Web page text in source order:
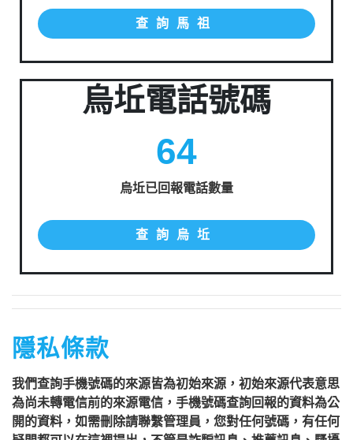
查詢馬祖
烏坵電話號碼
64
烏坵已回報電話數量
查詢烏坵
隱私條款
我們查詢手機號碼的來源皆為初始來源，初始來源代表意思
為尚未轉電信前的來源電信，手機號碼查詢回報的資料為公
開的資料，如需刪除請聯繫管理員，您對任何號碼，有任何